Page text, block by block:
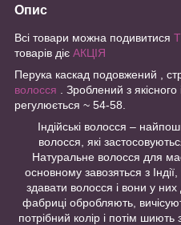
Опис
Всі товари можна подивитися
товарів діє АКЦІЯ
Перука каскад подовжений ,
волосся . Зроблений з
регулюється ~ 54-58.
Індійські волосся –
волосся, які
Натуральне волосся для
основному завозяться з
здавати волосся і вони у
фабриці обробляють,
потрібний колір і потім